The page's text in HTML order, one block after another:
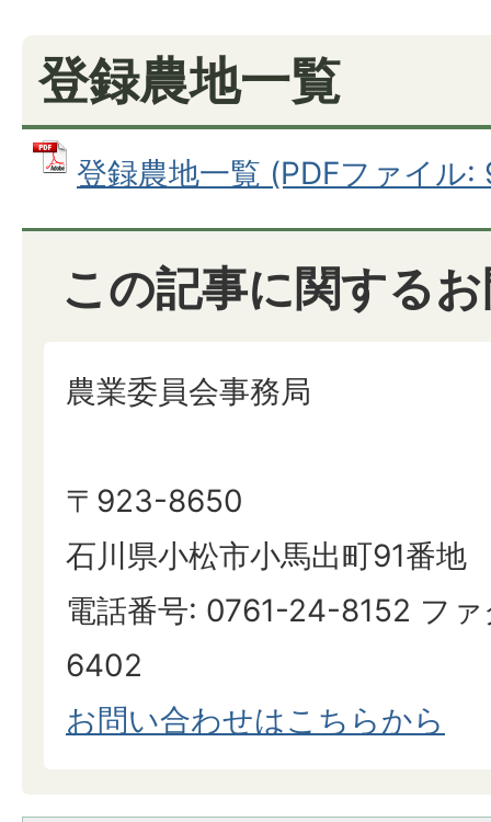
登録農地一覧
登録農地一覧 (PDFファイル:
この記事に関する
農業委員会事務局
〒923-8650
石川県小松市小馬出町91番地
電話番号: 0761-24-8152 フ
6402
お問い合わせはこちらから